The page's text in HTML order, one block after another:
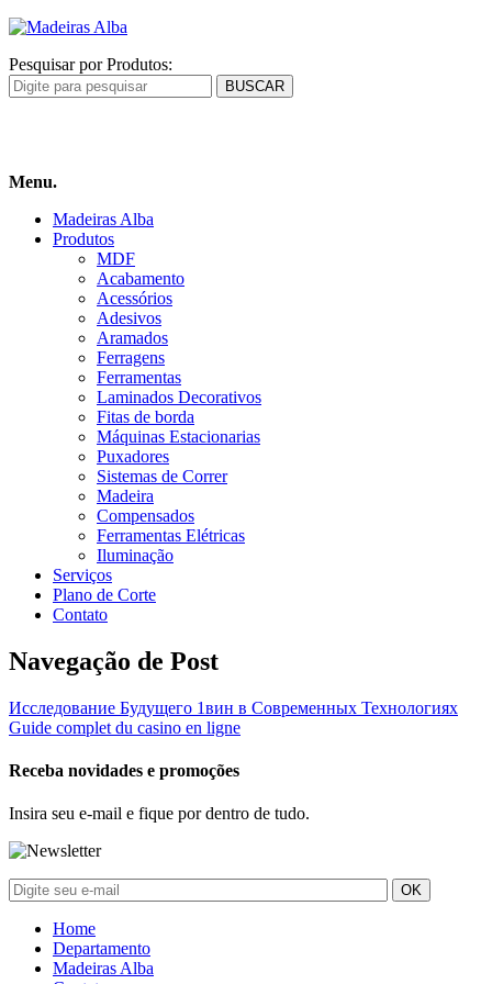
Pesquisar por Produtos:
Menu.
Madeiras Alba
Produtos
MDF
Acabamento
Acessórios
Adesivos
Aramados
Ferragens
Ferramentas
Laminados Decorativos
Fitas de borda
Máquinas Estacionarias
Puxadores
Sistemas de Correr
Madeira
Compensados
Ferramentas Elétricas
Iluminação
Serviços
Plano de Corte
Contato
Navegação de Post
Исследование Будущего 1вин в Современных Технологиях
Guide complet du casino en ligne
Receba novidades e promoções
Insira seu e-mail e fique por dentro de tudo.
Home
Departamento
Madeiras Alba